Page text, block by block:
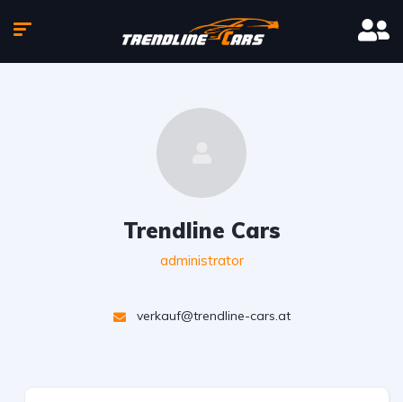
Trendline Cars
administrator
verkauf@trendline-cars.at